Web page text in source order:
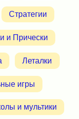
Стратегии
и Прически
Леталки
игры
и мультики